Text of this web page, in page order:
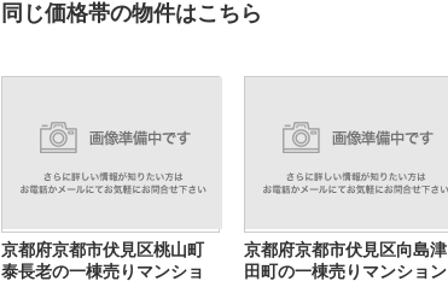
同じ価格帯の物件はこちら
京都府京都市伏見区桃山町
泰長老の一棟売りマンショ
京都府京都市伏見区向島津
田町の一棟売りマンション